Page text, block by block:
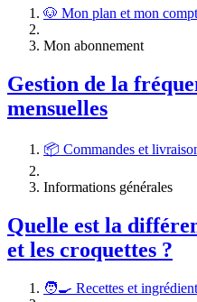
🐶 Mon plan et mon
Mon abonnement
Gestion de la
mensuelles
📦 Commandes et
Informations générales
Quelle est la
et les croquettes ?
🧑‍🍳 Recettes et